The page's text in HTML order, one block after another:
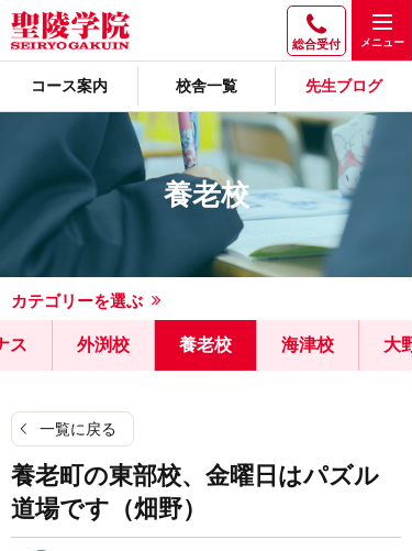
総合受付
コース案内 校舎一覧 先生ブログ
養老校
カテゴリーを選ぶ
ス 外渕校 養老校 海津校 大
一覧に戻る
養老町の東部校、金曜日はパズル
道場です（畑野）